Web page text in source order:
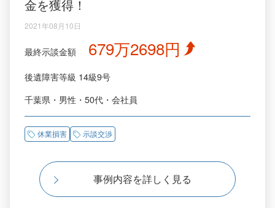
金を獲得！
2021年08月10日
最終示談金額 679万2698円
後遺障害等級 14級9号
千葉県
男性 50代 会社員
休業損害 示談交渉
事例内容を詳しく見る